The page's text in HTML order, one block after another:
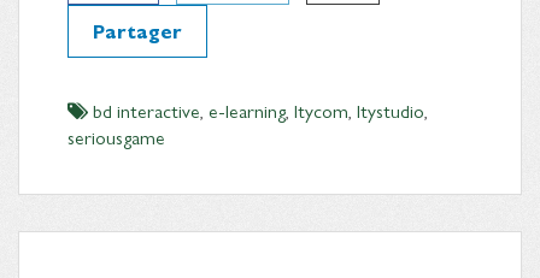
Partager
bd interactive, e-learning, Itycom, Itystudio,
seriousgame